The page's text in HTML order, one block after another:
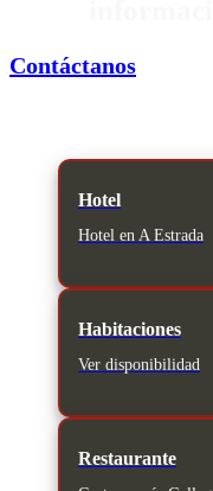
Contáctanos
Hotel
Hotel en A Estrada
Habitaciones
Ver disponibilidad
Restaurante